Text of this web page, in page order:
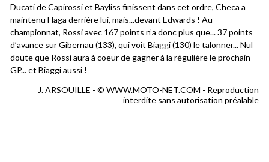
Ducati de Capirossi et Bayliss finissent dans cet ordre, Checa a
maintenu Haga derrière lui, mais...devant Edwards ! Au
championnat, Rossi avec 167 points n’a donc plus que... 37 points
d’avance sur Gibernau (133), qui voit Biaggi (130) le talonner... Nul
doute que Rossi aura à coeur de gagner à la régulière le prochain
GP... et Biaggi aussi !
J. ARSOUILLE - © WWW.MOTO-NET.COM - Reproduction
interdite sans autorisation préalable